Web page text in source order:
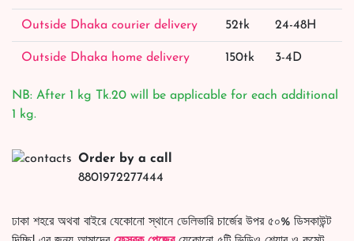
Outside Dhaka courier delivery 52tk 24-48H
Outside Dhaka home delivery 150tk 3-4D
NB: After 1 kg Tk.20 will be applicable for each additional
1 kg.
Order by a call
8801972277444
ঢাকা শহরে অথবা বাইরে যেকোনো স্থানে ডেলিভারি চার্জের উপর ৫০% ডিসকাউন্ট